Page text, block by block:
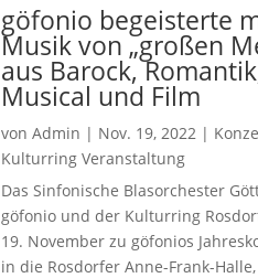
göfonio begeisterte
Musik von „großen
aus Barock,
Musical und Film
von Admin | Nov. 19, 2022|
Kulturring Veranstaltung
Das Sinfonische Blasorchester
göfonio und der Kulturring
19. November zu göfonios
in die Rosdorfer Anne-Frank-